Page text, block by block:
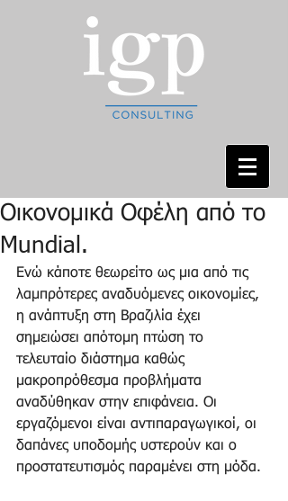
Οικονομικά Οφέλη από το
Mundial.
Ενώ κάποτε θεωρείτο ως μια από τις
λαμπρότερες αναδυόμενες οικονομίες,
η ανάπτυξη στη Βραζιλία έχει
σημειώσει απότομη πτώση το
τελευταίο διάστημα καθώς
μακροπρόθεσμα προβλήματα
αναδύθηκαν στην επιφάνεια. Οι
εργαζόμενοι είναι αντιπαραγωγικοί, οι
δαπάνες υποδομής υστερούν και ο
προστατευτισμός παραμένει στη μόδα.